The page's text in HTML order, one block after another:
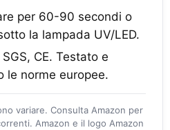
per 60-90 secondi o
la lampada UV/LED.
CE. Testato e
le norme europee.
variare. Consulta Amazon per
Amazon e il logo Amazon